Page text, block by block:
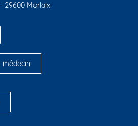
29600 Morlaix
médecin